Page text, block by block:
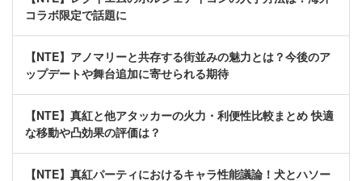
コラボ限定で話題に
【NTE】アノマリーと共存する街並みの魅力とは？今後のア
ップデートや舞台追加に寄せられる期待
【NTE】真紅と他アタッカーの火力・利便性比較まとめ 快適
な移動や凸効果の評価は？
【NTE】真紅パーティにおけるキャラ性能議論！犬とハソー